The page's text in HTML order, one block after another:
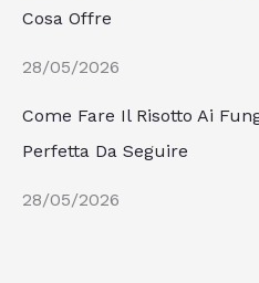
Cosa Offre
28/05/2026
Come Fare Il Risotto Ai
Perfetta Da Seguire
28/05/2026